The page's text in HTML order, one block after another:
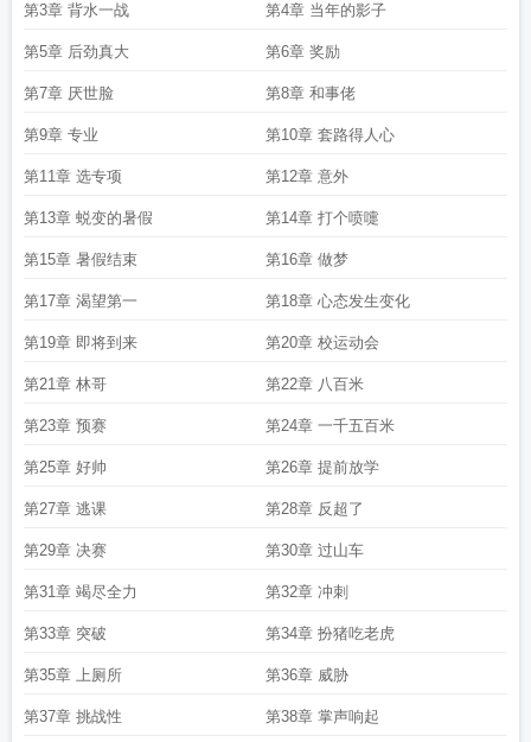
第3章 背水一战 第4章 当年的影子
第5章 后劲真大 第6章 奖励
第7章 厌世脸 第8章 和事佬
第9章 专业 第10章 套路得人心
第11章 选专项 第12章 意外
第13章 蜕变的暑假 第14章 打个喷嚏
第15章 暑假结束 第16章 做梦
第17章 渴望第一 第18章 心态发生变化
第19章 即将到来 第20章 校运动会
第21章 林哥 第22章 八百米
第23章 预赛 第24章 一千五百米
第25章 好帅 第26章 提前放学
第27章 逃课 第28章 反超了
第29章 决赛 第30章 过山车
第31章 竭尽全力 第32章 冲刺
第33章 突破 第34章 扮猪吃老虎
第35章 上厕所 第36章 威胁
第37章 挑战性 第38章 掌声响起